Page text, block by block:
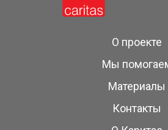
О проекте
Мы
Материалы
Контакты